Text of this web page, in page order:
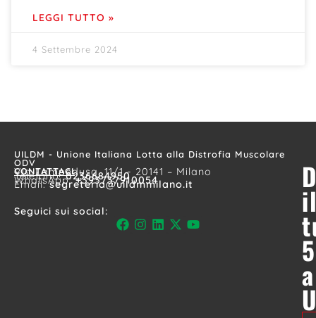
LEGGI TUTTO »
4 Settembre 2024
UILDM - Unione Italiana Lotta alla Distrofia Muscolare
ODV
CONTATTACI
Via Lampedusa, 11/1 - 20141 – Milano
Telefono:0236684950
WhatsApp:+393737910054
Email:segreteria@uildmmilano.it
Seguici sui social:
a